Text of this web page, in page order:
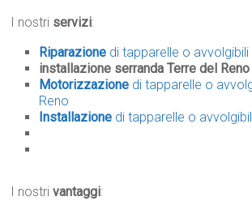
I nostri servizi:
Riparazione di tapparelle o avvolgibili
installazione serranda Terre del Reno
Motorizzazione di tapparelle o
Reno
Installazione di tapparelle o
I nostrivantaggi: